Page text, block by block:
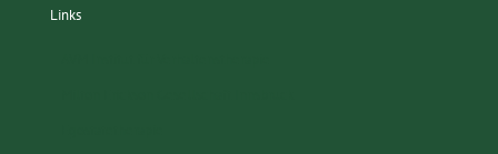
Links